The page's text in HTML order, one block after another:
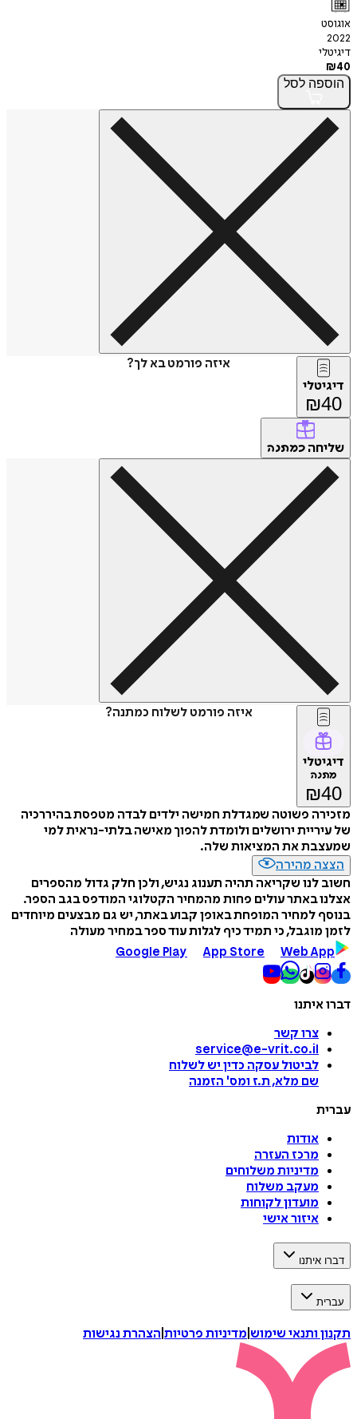
אוגוסט
2022
דיגיטלי
₪40
הוספה לסל
איזה פורמט בא לך?
דיגיטלי
₪40
שליחה כמתנה
איזה פורמט לשלוח כמתנה?
דיגיטלי
מתנה
₪40
מזכירה פשוטה שמגדלת חמישה ילדים לבדה מטפסת בהיררכיה
של עיריית ירושלים ולומדת להפוך מאישה בלתי-נראית למי
שמעצבת את המציאות שלה.
הצצה מהירה
חשוב לנו שקריאה תהיה תענוג נגיש, ולכן חלק גדול מהספרים
אצלנו באתר עולים פחות מהמחיר הקטלוגי המודפס בגב הספר.
בנוסף למחיר המופחת באופן קבוע באתר, יש גם מבצעים מיוחדים
לזמן מוגבל, כי תמיד כיף לגלות עוד ספר במחיר מעולה
Google Play
App Store Web App
דברו איתנו
צרו קשר
service@e-vrit.co.il
לביטול עסקה כדין יש לשלוח
שם מלא, ת.ז ומס' הזמנה
עברית
אודות
מרכז העזרה
מדיניות משלוחים
מעקב משלוח
מועדון לקוחות
איזור אישי
דברו איתנו
עברית
תקנון ותנאי שימוש מדיניות פרטיות הצהרת נגישות